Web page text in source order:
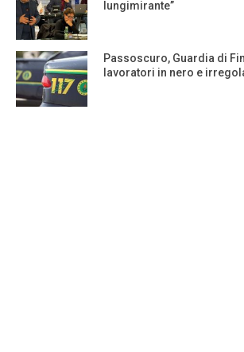
lungimirante”
Passoscuro, Guardia di
lavoratori in nero e